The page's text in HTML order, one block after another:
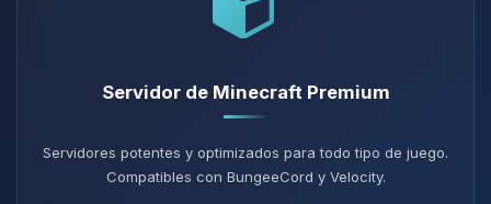
Servidor de Minecraft Premium
Servidores potentes y optimizados para todo tipo de juego.
Compatibles con BungeeCord y Velocity.